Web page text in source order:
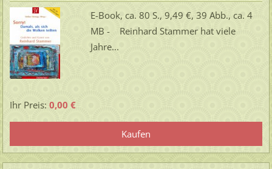
E-Book, ca. 80 S., 9,49 €, 39 Abb., ca. 4
MB - Reinhard Stammer hat viele
Jahre...
Ihr Preis: 0,00 €